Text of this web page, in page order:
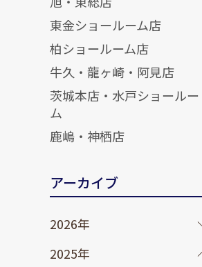
東金ショールーム店
柏ショールーム店
牛久・龍ヶ崎・阿見店
茨城本店・水戸ショールー
ム
鹿嶋・神栖店
アーカイブ
2026年
2025年